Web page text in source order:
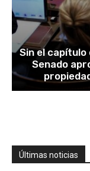
Sin el capítulo
Senado
Últimas noticias